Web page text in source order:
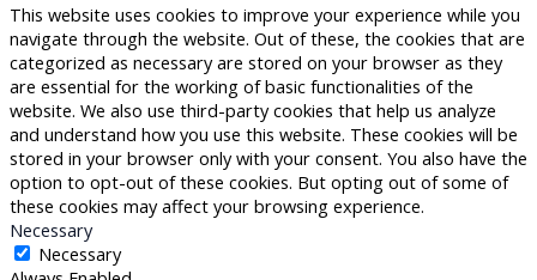
This website uses cookies to improve your experience while you
navigate through the website. Out of these, the cookies that are
categorized as necessary are stored on your browser as they
are essential for the working of basic functionalities of the
website. We also use third-party cookies that help us analyze
and understand how you use this website. These cookies will be
stored in your browser only with your consent. You also have the
option to opt-out of these cookies. But opting out of some of
these cookies may affect your browsing experience.
Necessary
Necessary